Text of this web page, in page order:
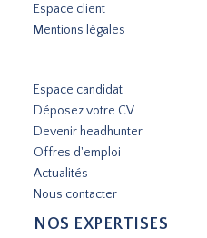
Espace client
Mentions légales
Espace candidat
Déposez votre CV
Devenir headhunter
Offres d'emploi
Actualités
Nous contacter
NOS EXPERTISES